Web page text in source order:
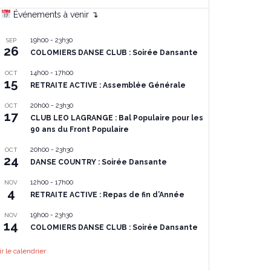
Événements à venir ↴
SEP
26
19h00 - 23h30
COLOMIERS DANSE CLUB : Soirée Dansante
OCT
15
14h00 - 17h00
RETRAITE ACTIVE : Assemblée Générale
OCT
17
20h00 - 23h30
CLUB LEO LAGRANGE : Bal Populaire pour les
90 ans du Front Populaire
OCT
24
20h00 - 23h30
DANSE COUNTRY : Soirée Dansante
NOV
4
12h00 - 17h00
RETRAITE ACTIVE : Repas de fin d’Année
NOV
14
19h00 - 23h30
COLOMIERS DANSE CLUB : Soirée Dansante
le calendrier